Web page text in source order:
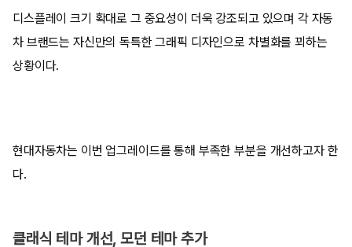
디스플레이 크기 확대로 그 중요성이 더욱 강조되고 있으며 각 자동
차 브랜드는 자신만의 독특한 그래픽 디자인으로 차별화를 꾀하는
상황이다.
현대자동차는 이번 업그레이드를 통해 부족한 부분을 개선하고자 한
다.
클래식 테마 개선, 모던 테마 추가